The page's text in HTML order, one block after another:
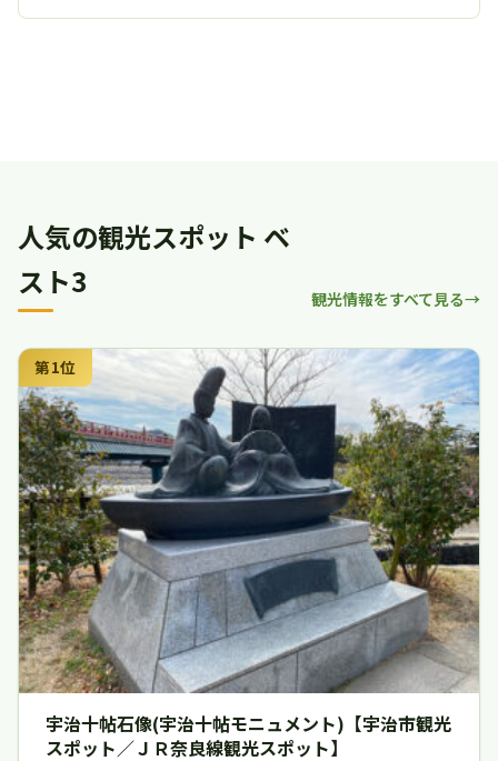
人気の観光スポット ベ
スト3
観光情報をすべて見る
第1位
宇治十帖石像(宇治十帖モニュメント)【宇治市観光
スポット／ＪＲ奈良線観光スポット】